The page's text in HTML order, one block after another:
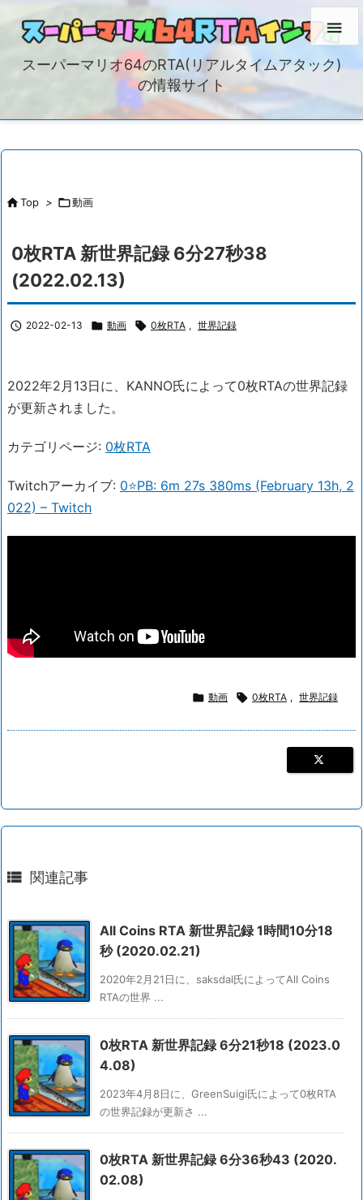
スーパーマリオ64のRTA(リアルタイムアタック)
の情報サイト

Top > 動画
0枚RTA 新世界記録 6分27秒38
(2022.02.13)
 2022-02-13  動画  0枚RTA , 世界記録
2022年2月13日に、KANNO氏によって0枚RTAの世界記録
が更新されました。
カテゴリページ: 0枚RTA
Twitchアーカイブ: 0⭐PB: 6m 27s 380ms (February 13h, 2
022) – Twitch
 動画  0枚RTA , 世界記録
 関連記事
All Coins RTA 新世界記録 1時間10分18
秒 (2020.02.21)
2020年2月21日に、saksdal氏によってAll Coins
RTAの世界 ...
0枚RTA 新世界記録 6分21秒18 (2023.0
4.08)
2023年4月8日に、GreenSuigi氏によって0枚RTA
の世界記録が更新さ ...
0枚RTA 新世界記録 6分36秒43 (2020.
02.08)